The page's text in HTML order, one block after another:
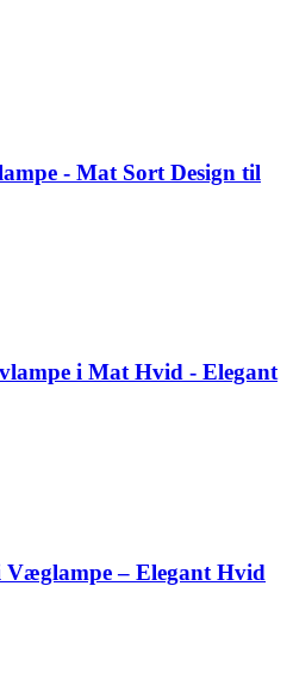
- Mat Sort Design til
i Mat Hvid - Elegant
– Elegant Hvid